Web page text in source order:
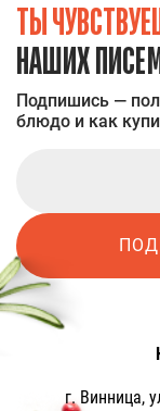
ТЫ
НАШИХ
Подпишись —
блюдо и как
г. Винница,